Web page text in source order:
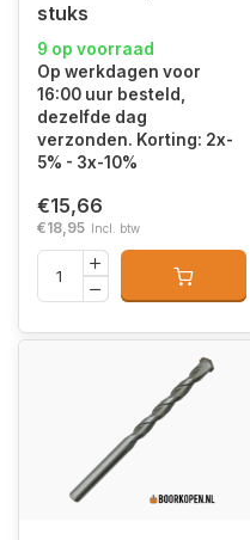
stuks
9 op voorraad
Op werkdagen voor
16:00 uur besteld,
dezelfde dag
verzonden. Korting: 2x-
5% - 3x-10%
€15,66
€18,95 Incl. btw